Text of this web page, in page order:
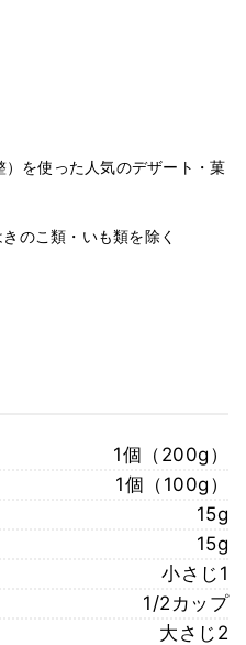
を使った人気のデザート・菓
のこ類・いも類を除く
1個（200g）
1個（100g）
15g
15g
小さじ1
1/2カップ
大さじ2